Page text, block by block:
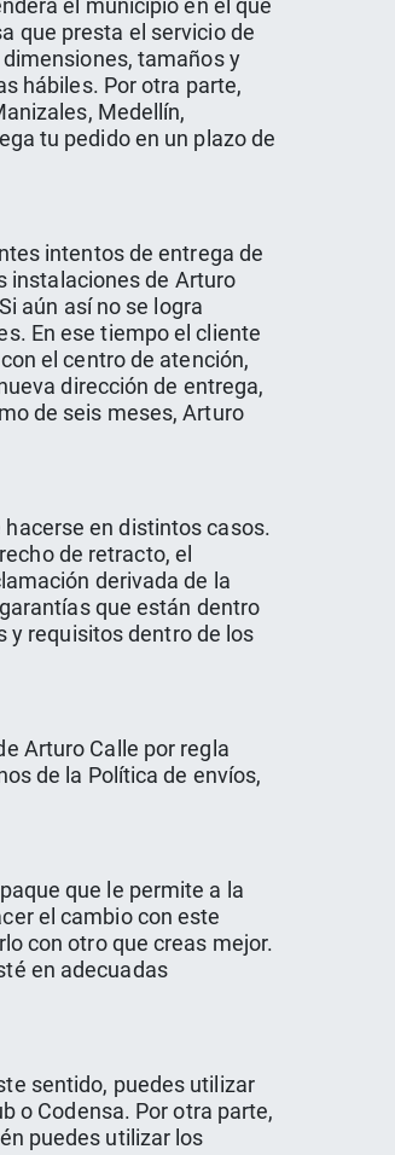
el municipio en el que
que presta el servicio de
tamaños y
hábiles. Por otra parte,
Medellín,
tu pedido en un plazo de
intentos de entrega de
instalaciones de Arturo
aún así no se logra
En ese tiempo el cliente
el centro de atención,
dirección de entrega,
de seis meses, Arturo
en distintos casos.
de retracto, el
derivada de la
que están dentro
y requisitos dentro de los
Arturo Calle por regla
de la Política de envíos,
que le permite a la
el cambio con este
con otro que creas mejor.
en adecuadas
sentido, puedes utilizar
o Codensa. Por otra parte,
puedes utilizar los